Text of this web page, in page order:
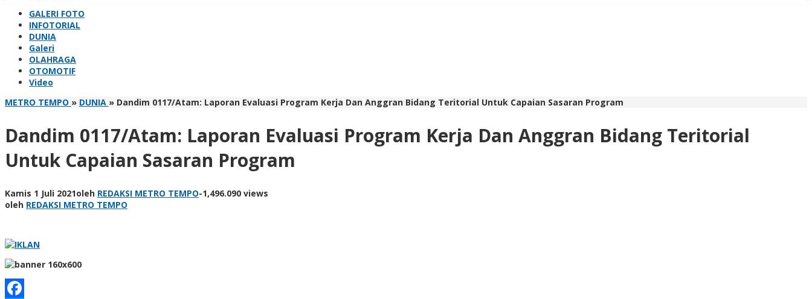
GALERI FOTO
INFOTORIAL
DUNIA
Galeri
OLAHRAGA
OTOMOTIF
Video
METRO TEMPO » DUNIA » Dandim 0117/Atam: Laporan Evaluasi Program Kerja Dan Anggran Bidang Teritorial Untuk Capaian Sasaran Program
Dandim 0117/Atam: Laporan Evaluasi Program Kerja Dan Anggran Bidang Teritorial
Untuk Capaian Sasaran Program
Kamis 1 Juli 2021oleh REDAKSI METRO TEMPO-1,496.090 views
oleh REDAKSI METRO TEMPO